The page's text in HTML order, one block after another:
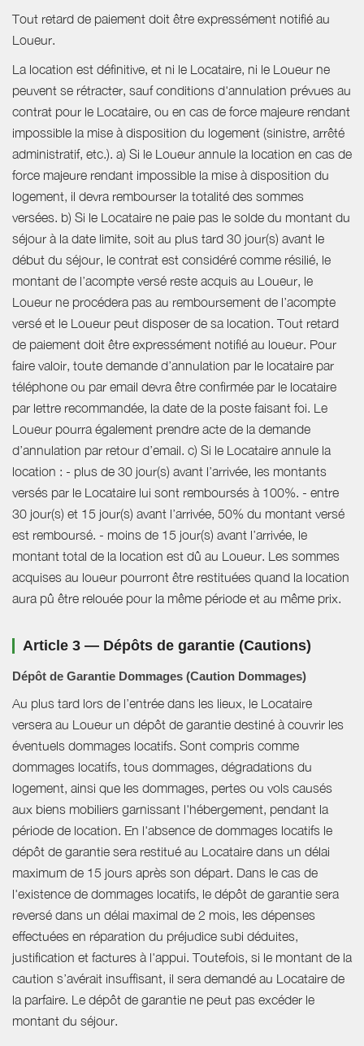
Tout retard de paiement doit être expressément notifié au
Loueur.
La location est définitive, et ni le Locataire, ni le Loueur ne
peuvent se rétracter, sauf conditions d'annulation prévues au
contrat pour le Locataire, ou en cas de force majeure rendant
impossible la mise à disposition du logement (sinistre, arrêté
administratif, etc.). a) Si le Loueur annule la location en cas de
force majeure rendant impossible la mise à disposition du
logement, il devra rembourser la totalité des sommes
versées. b) Si le Locataire ne paie pas le solde du montant du
séjour à la date limite, soit au plus tard 30 jour(s) avant le
début du séjour, le contrat est considéré comme résilié, le
montant de l’acompte versé reste acquis au Loueur, le
Loueur ne procédera pas au remboursement de l’acompte
versé et le Loueur peut disposer de sa location. Tout retard
de paiement doit être expressément notifié au loueur. Pour
faire valoir, toute demande d’annulation par le locataire par
téléphone ou par email devra être confirmée par le locataire
par lettre recommandée, la date de la poste faisant foi. Le
Loueur pourra également prendre acte de la demande
d’annulation par retour d’email. c) Si le Locataire annule la
location : - plus de 30 jour(s) avant l’arrivée, les montants
versés par le Locataire lui sont remboursés à 100%. - entre
30 jour(s) et 15 jour(s) avant l’arrivée, 50% du montant versé
est remboursé. - moins de 15 jour(s) avant l’arrivée, le
montant total de la location est dû au Loueur. Les sommes
acquises au loueur pourront être restituées quand la location
aura pû être relouée pour la même période et au même prix.
Article 3 — Dépôts de garantie (Cautions)
Dépôt de Garantie Dommages (Caution Dommages)
Au plus tard lors de l’entrée dans les lieux, le Locataire
versera au Loueur un dépôt de garantie destiné à couvrir les
éventuels dommages locatifs. Sont compris comme
dommages locatifs, tous dommages, dégradations du
logement, ainsi que les dommages, pertes ou vols causés
aux biens mobiliers garnissant l'hébergement, pendant la
période de location. En l'absence de dommages locatifs le
dépôt de garantie sera restitué au Locataire dans un délai
maximum de 15 jours après son départ. Dans le cas de
l'existence de dommages locatifs, le dépôt de garantie sera
reversé dans un délai maximal de 2 mois, les dépenses
effectuées en réparation du préjudice subi déduites,
justification et factures à l'appui. Toutefois, si le montant de la
caution s’avérait insuffisant, il sera demandé au Locataire de
la parfaire. Le dépôt de garantie ne peut pas excéder le
montant du séjour.